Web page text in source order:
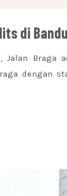
di
, Jalan Braga
dengan